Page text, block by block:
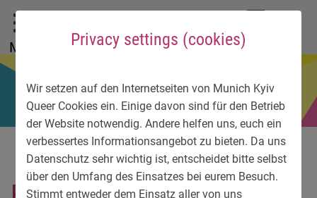
Privacy settings (cookies)
Wir setzen auf den Internetseiten von Munich Kyiv
Queer Cookies ein. Einige davon sind für den Betrieb
der Website notwendig. Andere helfen uns, euch ein
verbessertes Informationsangebot zu bieten. Da uns
Datenschutz sehr wichtig ist, entscheidet bitte selbst
über den Umfang des Einsatzes bei eurem Besuch.
Stimmt entweder dem Einsatz aller von uns
To main menu
To language menu
To search
To content
To service information
Menu